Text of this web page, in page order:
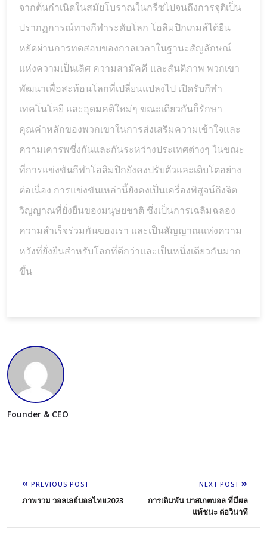
จากต้นกำเนิดในสมัยโบราณในกรีซไปจนถึงการจุติเป็น
ปรากฏการณ์ทางกีฬาระดับโลก โอลิมปิกเกมส์ได้ยืน
หยัดผ่านการทดสอบของกาลเวลาในฐานะสัญลักษณ์
แห่งความเป็นเลิศ ความสามัคคี และสันติภาพ พวกเขา
พัฒนาเพื่อสะท้อนโลกที่เปลี่ยนแปลงไป เปิดรับกีฬา
เทคโนโลยี และอุดมคติใหม่ๆ ขณะเดียวกันก็รักษา
คุณค่าหลักของพวกเขาในการส่งเสริมความเข้าใจและ
ความเคารพซึ่งกันและกันระหว่างประเทศต่างๆ ในขณะ
ที่การแข่งขันกีฬาโอลิมปิกยังคงปรับตัวและเติบโตอย่าง
ต่อเนื่อง การแข่งขันเหล่านี้ยังคงเป็นเครื่องพิสูจน์ถึงจิต
วิญญาณที่ยั่งยืนของมนุษยชาติ ซึ่งเป็นการเฉลิมฉลอง
ความสำเร็จร่วมกันของเรา และเป็นสัญญาณแห่งความ
หวังที่ยั่งยืนสำหรับโลกที่ดีกว่าและเป็นหนึ่งเดียวกันมาก
ขึ้น
Founder & CEO
PREVIOUS POST
ภาพรวม วอลเลย์บอลไทย2023
NEXT POST
การเดิมพัน บาสเกตบอล ที่มีผล
แพ้ชนะ ต่อวินาที